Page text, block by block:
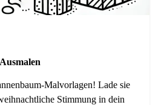
Malvorlagen! Lade sie
Stimmung in dein